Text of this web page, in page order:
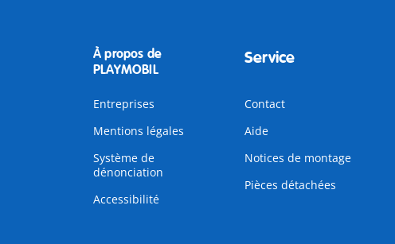
À propos de
PLAYMOBIL
Entreprises
Mentions légales
Système de
dénonciation
Accessibilité
Service
Contact
Aide
Notices de montage
Pièces détachées